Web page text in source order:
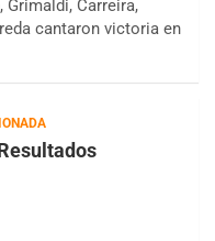
Grimaldi, Carreira,
cantaron victoria en